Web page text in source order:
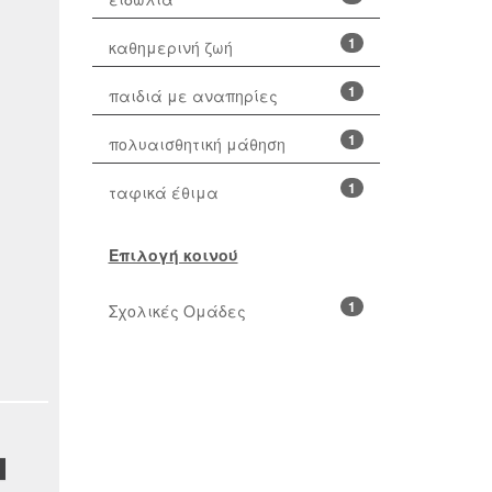
1
καθημερινή ζωή
1
παιδιά με αναπηρίες
1
πολυαισθητική μάθηση
1
ταφικά έθιμα
Επιλογή κοινού
1
Σχολικές Ομάδες